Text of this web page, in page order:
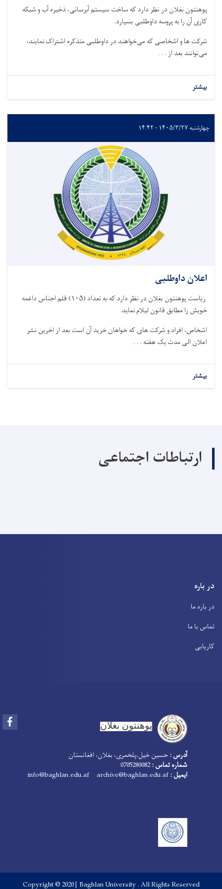
پوهنتون بغلان در نظر دارد که ساخت سیستم آبرسانی، ذخیره آب و شبکه
کاری آن را به پروسه داوطلبی بسپارد.
شرکت‌ ها و اشخاصی که می‌خواهند در داوطلبی متذکره اشتراک نمایند،
می‌توانند بعد از . . .
بیشتر
چهارشنبه ۱۴۰۵/۳/۲۷ - ۱۴:۴۲
اعلان داوطلبی
ریاست پوهنتون بغلان در نظر دارد که به تعداد (۱۰۵) قلم اجناس داغمه
خویش را مطابق قانون لیلام نماید.
اشخاص، افراد و شرکت های که خواهان خرید آن است بعد از اخرین نشر
اعلان الی مدت یک هفته . . .
بیشتر
ارتباطات اجتماعی
در باره
در باره ما
تماس با ما
کاریابی
پوهنتون بغلان
آدرس : حسین خیل،پلخمری، بغلان، افغانستان
شماره تماس :0705280082
ایمیل :
Copyright © 2020 | Baghlan University . All Rights Reserved